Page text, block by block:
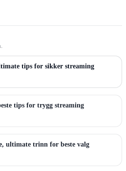
tips for sikker streaming
tips for trygg streaming
ultimate trinn for beste valg